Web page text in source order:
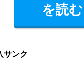
を読む
サンク